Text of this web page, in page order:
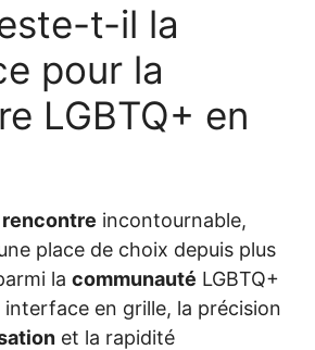
t-il la
pour la
LGBTQ+ en
incontournable,
place de choix depuis plus
la communauté LGBTQ+
interface en grille, la précision
et la rapidité